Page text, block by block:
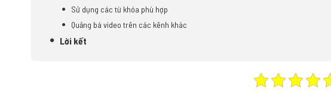
Sử dụng các từ khóa phù hợp
Quảng bá video trên các kênh khác
Lời kết